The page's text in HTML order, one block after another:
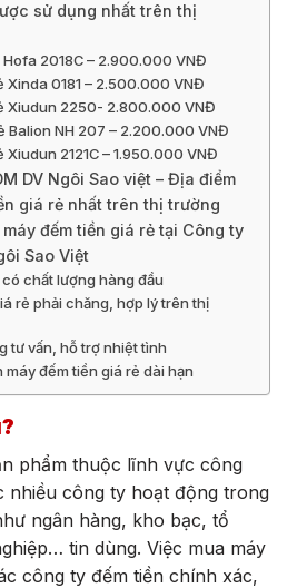
sử dụng nhất trên thị
2018C – 2.900.000 VNĐ
Xinda 0181 – 2.500.000 VNĐ
Xiudun 2250- 2.800.000 VNĐ
Balion NH 207 – 2.200.000 VNĐ
Xiudun 2121C – 1.950.000 VNĐ
DV Ngôi Sao việt – Địa điểm
giá rẻ nhất trên thị trường
đếm tiền giá rẻ tại Công ty
Sao Việt
chất lượng hàng đầu
rẻ phải chăng, hợp lý trên thị
tư vấn, hỗ trợ nhiệt tình
đếm tiền giá rẻ dài hạn
phẩm thuộc lĩnh vực công
nhiều công ty hoạt động trong
ngân hàng, kho bạc, tổ
tin dùng. Việc mua máy
công ty đếm tiền chính xác,